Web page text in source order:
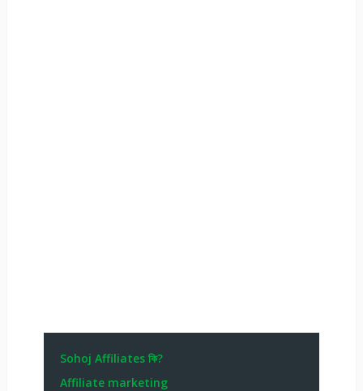
Sohoj Affiliates কি?
Affiliate marketing